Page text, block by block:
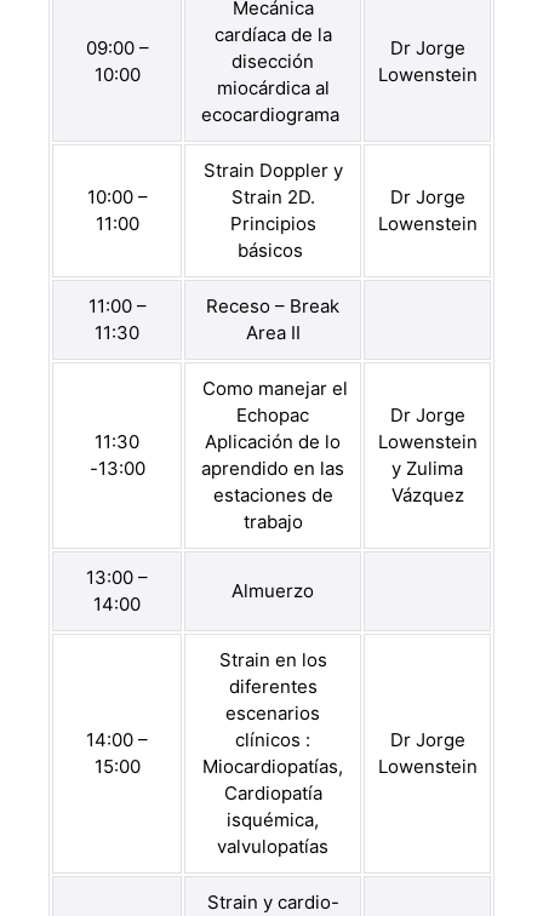
09:00 –
10:00
Mecánica
cardíaca de la
disección
miocárdica al
ecocardiograma
Dr Jorge
Lowenstein
10:00 –
11:00
Strain Doppler y
Strain 2D.
Principios
básicos
Dr Jorge
Lowenstein
11:00 –
11:30
Receso – Break
Area II
11:30
-13:00
Como manejar el
Echopac
Aplicación de lo
aprendido en las
estaciones de
trabajo
Dr Jorge
Lowenstein
y Zulima
Vázquez
13:00 –
14:00
Almuerzo
14:00 –
15:00
Strain en los
diferentes
escenarios
clínicos :
Miocardiopatías,
Cardiopatía
isquémica,
valvulopatías
Dr Jorge
Lowenstein
Strain y cardio-